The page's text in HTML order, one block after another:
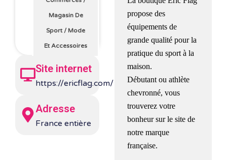
Magasin De
Sport /Mode
Et Accessoires
Site internet
https://ericflag.com/
Adresse
France entière
propose des
équipements de
grande qualité pour la
pratique du sport à la
maison.
Débutant ou athlète
chevronné, vous
trouverez votre
bonheur sur le site de
notre marque
française.